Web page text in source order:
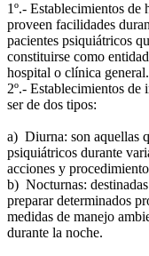
1º.- Establecimientos de
proveen facilidades
pacientes psiquiátricos
constituirse como
hospital o clínica general.
2º.- Establecimientos de
ser de dos tipos:
a) Diurna: son aquellas
psiquiátricos durante
acciones y
b) Nocturnas:
preparar determinados
medidas de manejo
durante la noche.